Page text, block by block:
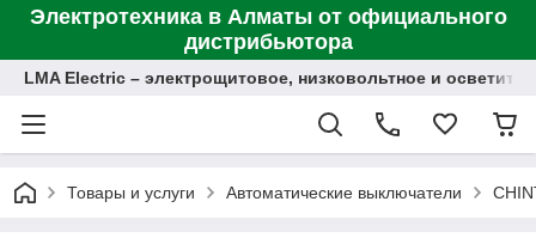
Электротехника в Алматы от официального
дистрибьютора
LMA Electric – электрощитовое, низковольтное и
Товары и услуги Автоматические выключатели